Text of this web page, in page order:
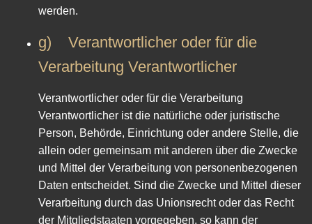
werden.
g) Verantwortlicher oder für die
Verarbeitung Verantwortlicher
Verantwortlicher oder für die Verarbeitung
Verantwortlicher ist die natürliche oder juristische
Person, Behörde, Einrichtung oder andere Stelle, die
allein oder gemeinsam mit anderen über die Zwecke
und Mittel der Verarbeitung von personenbezogenen
Daten entscheidet. Sind die Zwecke und Mittel dieser
Verarbeitung durch das Unionsrecht oder das Recht
der Mitgliedstaaten vorgegeben, so kann der